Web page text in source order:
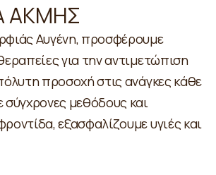
ΑΚΜΗΣ
Αυγένη, προσφέρουμε
για την αντιμετώπιση
προσοχή στις ανάγκες κάθε
σύγχρονες μεθόδους και
εξασφαλίζουμε υγιές και